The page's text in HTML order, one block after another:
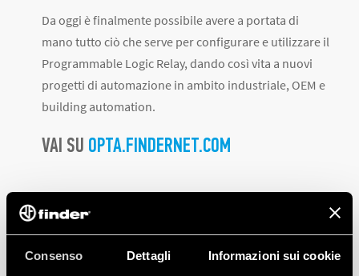
Consenso Dettagli Informazioni sui cookie
Da oggi è finalmente possibile avere a portata di
mano tutto ciò che serve per configurare e utilizzare il
Programmable Logic Relay, dando così vita a nuovi
progetti di automazione in ambito industriale, OEM e
building automation.
VAI SU OPTA.FINDERNET.COM